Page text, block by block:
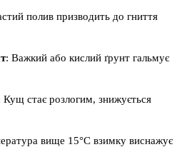
полив призводить до гниття
: Важкий або кислий ґрунт гальмує
Кущ стає розлогим, знижується
вище 15°C взимку виснажує